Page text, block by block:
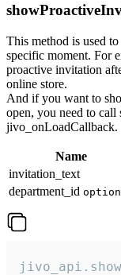
This method is used
specific moment. For
proactive invitation
online store.
And if you want to
open, you need to
jivo_onLoadCallback.
Name
invitation_text
department_id